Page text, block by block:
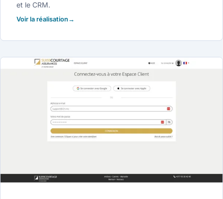
et le CRM.
Voir la réalisation